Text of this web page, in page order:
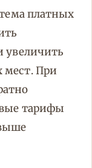
платных
увеличить
мест. При
тарифы